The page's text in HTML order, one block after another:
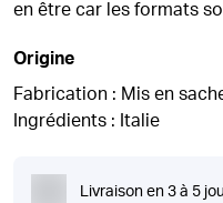
en être car les formats
Origine
Fabrication : Mis en
Ingrédients : Italie
Livraison en 3 à 5